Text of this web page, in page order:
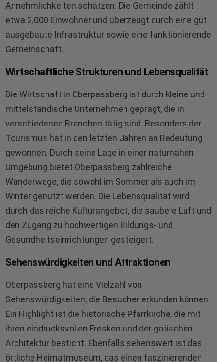
Annehmlichkeiten schätzen. Die Gemeinde zählt
etwa 2.000 Einwohner und überzeugt durch eine gut
ausgebaute Infrastruktur sowie eine funktionierende
Gemeinschaft.
Wirtschaftliche Strukturen und Lebensqualität
Die Wirtschaft in Oberpassberg ist durch kleine und
mittelständische Unternehmen geprägt, die in
verschiedenen Branchen tätig sind. Besonders der
Tourismus hat in den letzten Jahren an Bedeutung
gewonnen. Durch seine Lage in einer naturnahen
Umgebung bietet Oberpassberg zahlreiche
Wanderwege, die sowohl im Sommer als auch im
Winter genutzt werden. Die Lebensqualität wird
durch das reiche Kulturangebot, die saubere Luft und
den Zugang zu hochwertigen Bildungs- und
Gesundheitseinrichtungen gesteigert.
Sehenswürdigkeiten und Attraktionen
Oberpassberg hat eine Vielzahl von
Sehenswürdigkeiten, die Besucher erkunden können.
Ein Highlight ist die historische Pfarrkirche, die mit
ihren eindrucksvollen Fresken und der gotischen
Architektur besticht. Ebenfalls sehenswert ist das
örtliche Heimatmuseum, das einen faszinierenden